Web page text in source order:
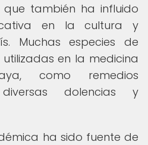
también ha influido
en la cultura y
Muchas especies de
en la medicina
como remedios
dolencias y
ha sido fuente de